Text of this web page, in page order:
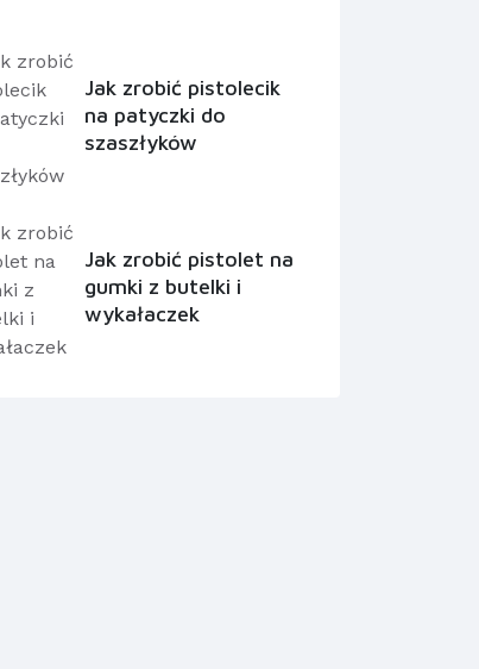
Jak zrobić pistolecik
na patyczki do
szaszłyków
Jak zrobić pistolet na
gumki z butelki i
wykałaczek